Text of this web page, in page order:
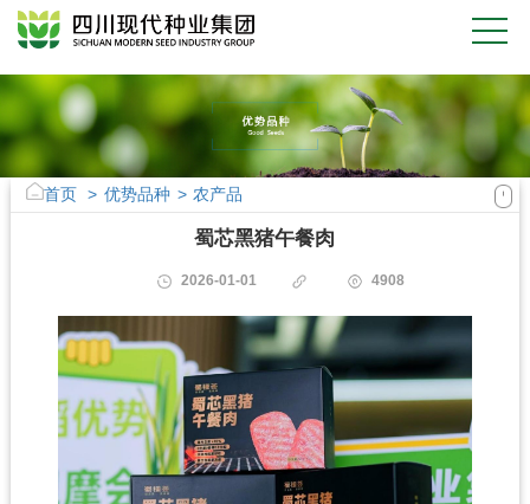
首页 > 优势品种> 农产品
蜀芯黑猪午餐肉
2026-01-01 4908